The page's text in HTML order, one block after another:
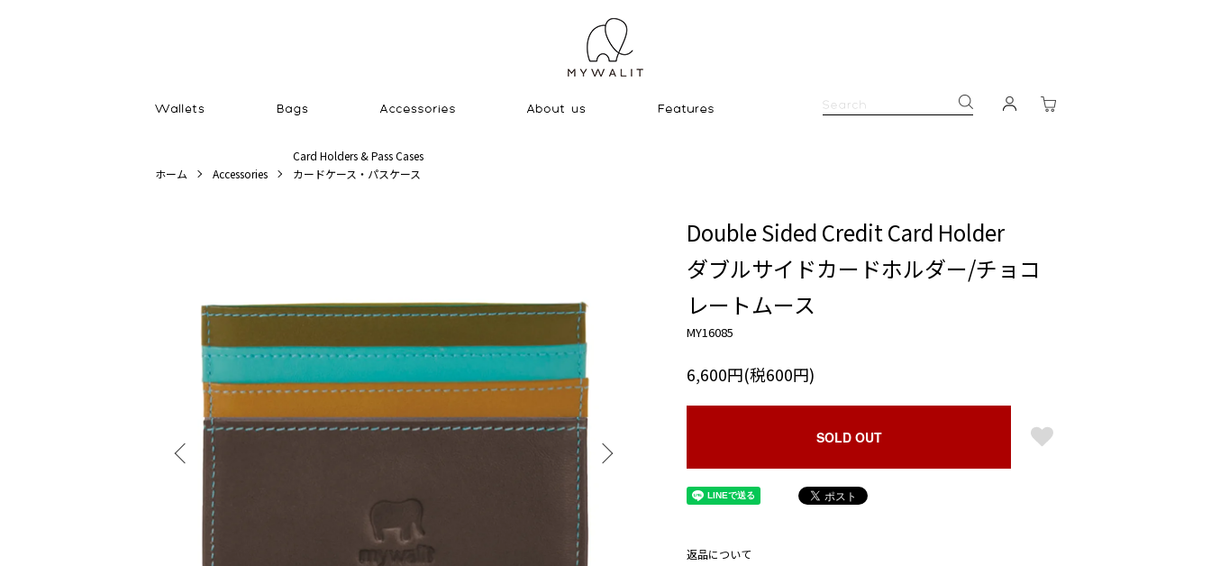
ホーム Accessories
Card Holders & Pass Cases
カードケース・パスケース
Double Sided Credit Card Holder
ダブルサイドカードホルダー/チョコ
レートムース
MY16085
6,600円(税600円)
SOLD OUT
返品について